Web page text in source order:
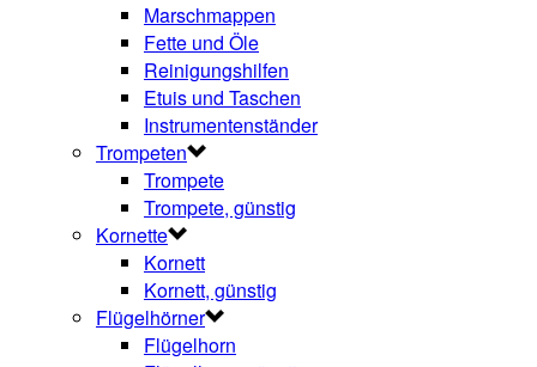
Marschmappen
Fette und Öle
Reinigungshilfen
Etuis und Taschen
Instrumentenständer
Trompeten
Trompete
Trompete, günstig
Kornette
Kornett
Kornett, günstig
Flügelhörner
Flügelhorn